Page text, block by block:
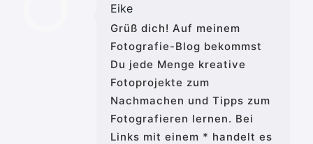
Eike
Grüß dich! Auf meinem
Fotografie-Blog bekommst
Du jede Menge kreative
Fotoprojekte zum
Nachmachen und Tipps zum
Fotografieren lernen. Bei
Links mit einem * handelt es